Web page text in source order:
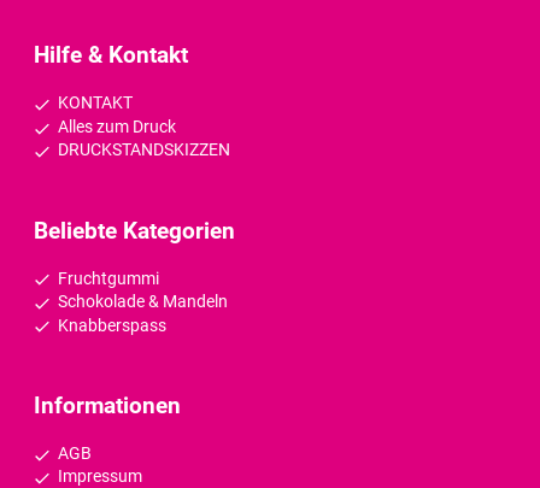
Hilfe & Kontakt
KONTAKT
Alles zum Druck
DRUCKSTANDSKIZZEN
Beliebte Kategorien
Fruchtgummi
Schokolade & Mandeln
Knabberspass
Informationen
AGB
Impressum